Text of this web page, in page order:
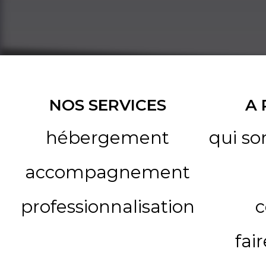
NOS SERVICES
hébergement
accompagnement
professionnalisation
A
qui